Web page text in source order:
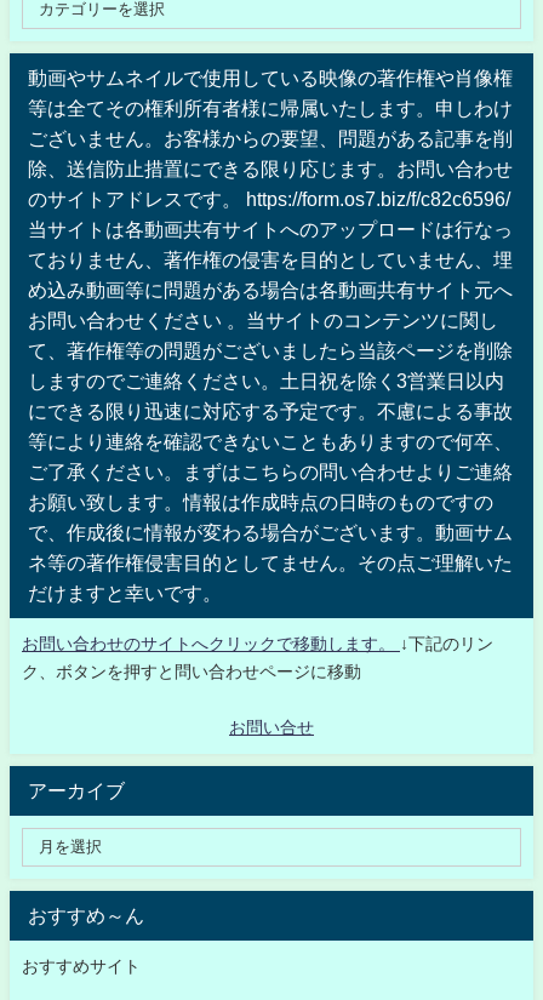
動画やサムネイルで使用している映像の著作権や肖像権
等は全てその権利所有者様に帰属いたします。申しわけ
ございません。お客様からの要望、問題がある記事を削
除、送信防止措置にできる限り応じます。お問い合わせ
のサイトアドレスです。 https://form.os7.biz/f/c82c6596/
当サイトは各動画共有サイトへのアップロードは行なっ
ておりません、著作権の侵害を目的としていません、埋
め込み動画等に問題がある場合は各動画共有サイト元へ
お問い合わせください 。当サイトのコンテンツに関し
て、著作権等の問題がございましたら当該ページを削除
しますのでご連絡ください。土日祝を除く3営業日以内
にできる限り迅速に対応する予定です。不慮による事故
等により連絡を確認できないこともありますので何卒、
ご了承ください。まずはこちらの問い合わせよりご連絡
お願い致します。情報は作成時点の日時のものですの
で、作成後に情報が変わる場合がございます。動画サム
ネ等の著作権侵害目的としてません。その点ご理解いた
だけますと幸いです。
お問い合わせのサイトへクリックで移動します。
↓下記のリン
ク、ボタンを押すと問い合わせページに移動
お問い合せ
アーカイブ
おすすめ～ん
おすすめサイト